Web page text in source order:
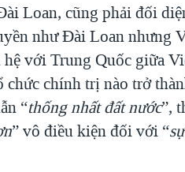
Loan, cũng phải đối
như Đài Loan nhưng
với Trung Quốc giữa
chính trị nào trở
“thống nhất đất nước”,
” vô điều kiện đối với “